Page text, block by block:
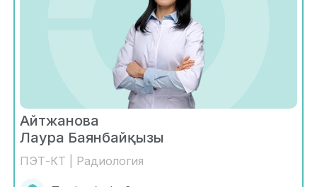
Айтжанова
Лаура Баянбайқызы
ПЭТ-КТ | Радиология